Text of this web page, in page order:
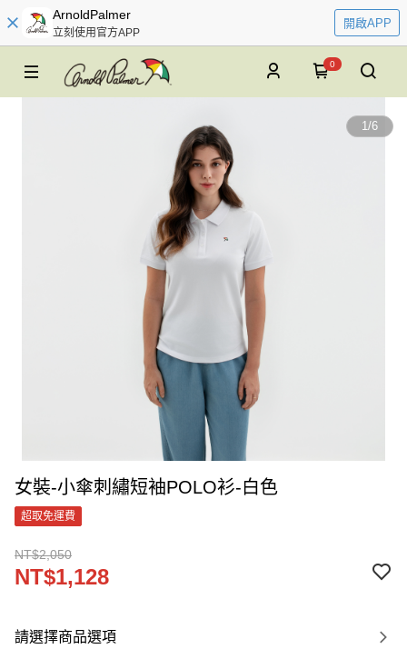
ArnoldPalmer
立刻使用官方APP
開啟APP
0
1/6
女裝-小傘刺繡短袖POLO衫-白色
超取免運費
NT$2,050
NT$1,128
請選擇商品選項